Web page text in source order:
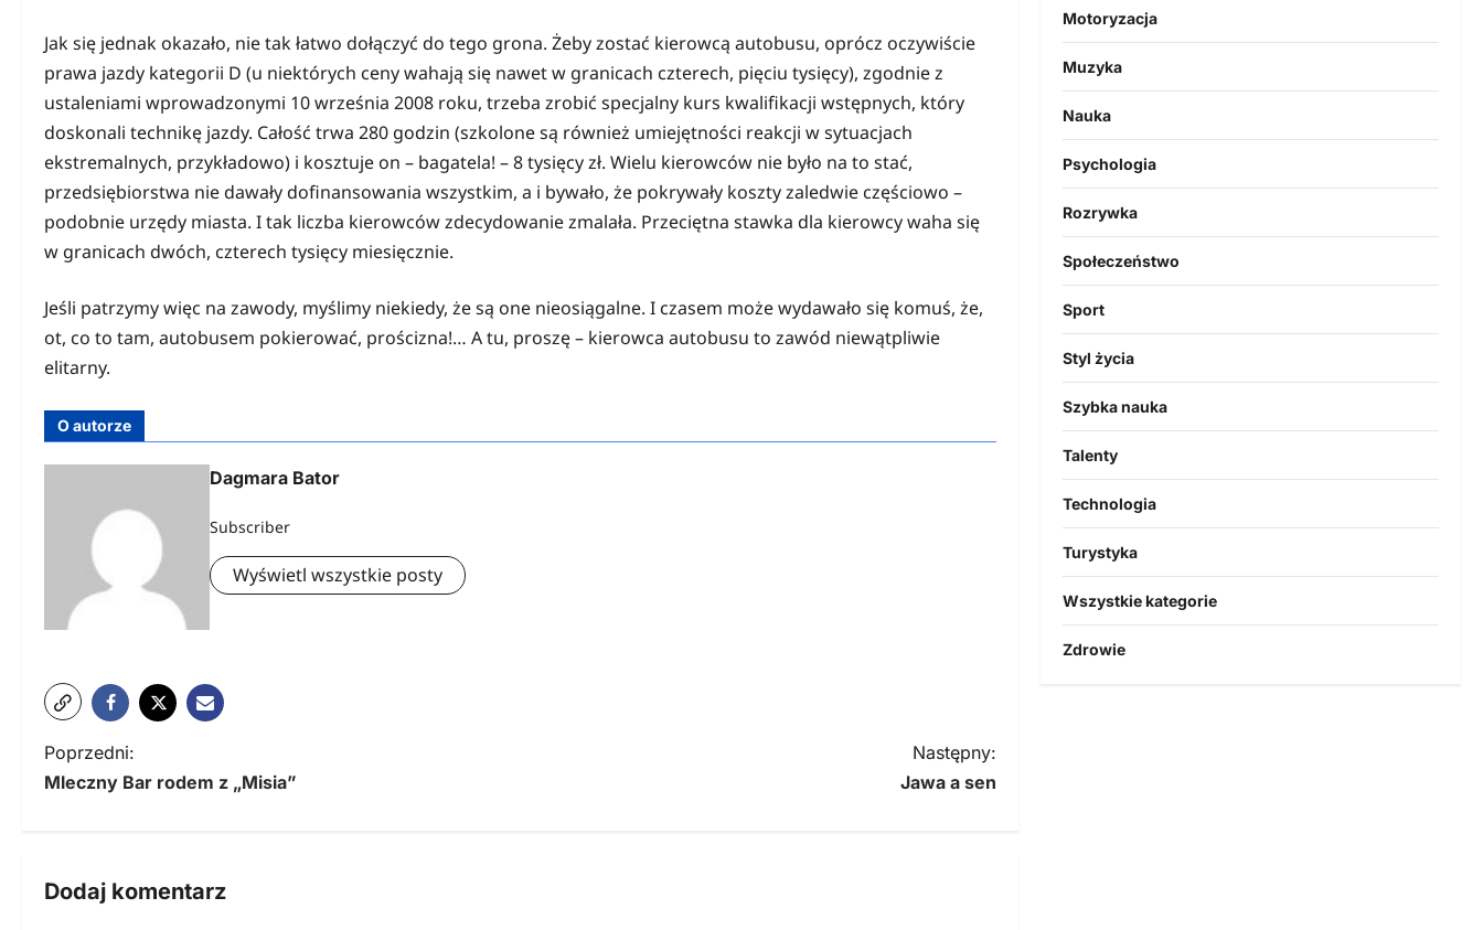
Jak się jednak okazało, nie tak łatwo dołączyć do tego grona. Żeby zostać kierowcą autobusu, oprócz oczywiście
prawa jazdy kategorii D (u niektórych ceny wahają się nawet w granicach czterech, pięciu tysięcy), zgodnie z
ustaleniami wprowadzonymi 10 września 2008 roku, trzeba zrobić specjalny kurs kwalifikacji wstępnych, który
doskonali technikę jazdy. Całość trwa 280 godzin (szkolone są również umiejętności reakcji w sytuacjach
ekstremalnych, przykładowo) i kosztuje on – bagatela! – 8 tysięcy zł. Wielu kierowców nie było na to stać,
przedsiębiorstwa nie dawały dofinansowania wszystkim, a i bywało, że pokrywały koszty zaledwie częściowo –
podobnie urzędy miasta. I tak liczba kierowców zdecydowanie zmalała. Przeciętna stawka dla kierowcy waha się
w granicach dwóch, czterech tysięcy miesięcznie.
Jeśli patrzymy więc na zawody, myślimy niekiedy, że są one nieosiągalne. I czasem może wydawało się komuś, że,
ot, co to tam, autobusem pokierować, prościzna!… A tu, proszę – kierowca autobusu to zawód niewątpliwie
elitarny.
O autorze
Dagmara Bator
Subscriber
Wyświetl wszystkie posty
N
a
i
Poprzedni:
Mleczny Bar rodem z „Misia”
Następny:
Jawa a sen
Dodaj komentarz
Motoryzacja
Muzyka
Nauka
Psychologia
Rozrywka
Społeczeństwo
Sport
Styl życia
Szybka nauka
Talenty
Technologia
Turystyka
Wszystkie kategorie
Zdrowie